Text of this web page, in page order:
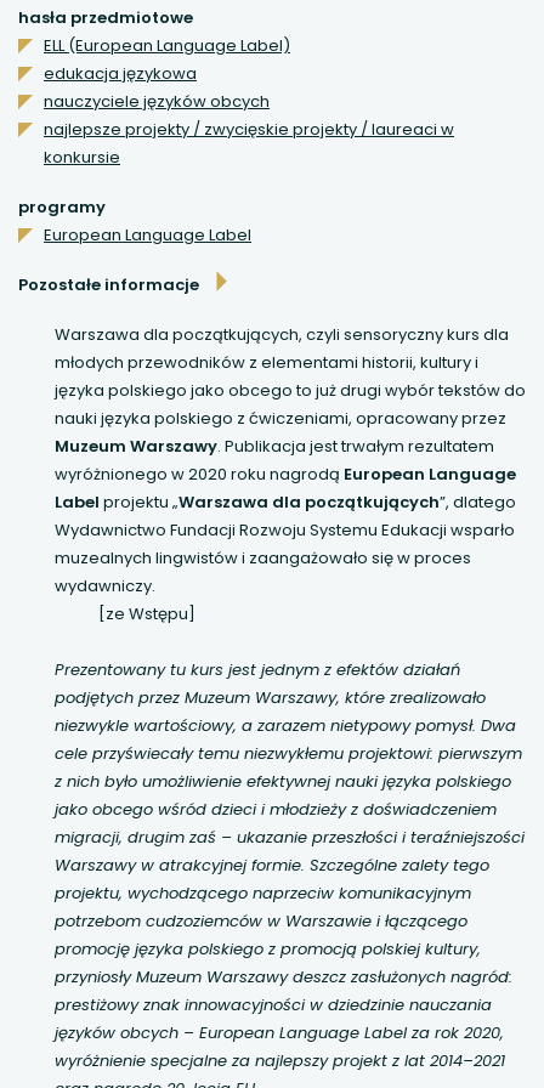
uwaga, link otwiera się w nowej karcie
uwaga, link otwiera się w nowej karcie
hasła przedmiotowe
ELL (European Language Label)
edukacja językowa
nauczyciele języków obcych
najlepsze projekty / zwycięskie projekty / laureaci w
konkursie
programy
European Language Label
Pozostałe informacje
Warszawa dla początkujących, czyli sensoryczny kurs dla
młodych przewodników z elementami historii, kultury i
języka polskiego jako obcego to już drugi wybór tekstów do
nauki języka polskiego z ćwiczeniami, opracowany przez
Muzeum Warszawy. Publikacja jest trwałym rezultatem
wyróżnionego w 2020 roku nagrodą European Language
Label projektu „Warszawa dla początkujących”, dlatego
Wydawnictwo Fundacji Rozwoju Systemu Edukacji wsparło
muzealnych lingwistów i zaangażowało się w proces
wydawniczy.
[ze Wstępu]
Prezentowany tu kurs jest jednym z efektów działań
podjętych przez Muzeum Warszawy, które zrealizowało
niezwykle wartościowy, a zarazem nietypowy pomysł. Dwa
cele przyświecały temu niezwykłemu projektowi: pierwszym
z nich było umożliwienie efektywnej nauki języka polskiego
jako obcego wśród dzieci i młodzieży z doświadczeniem
migracji, drugim zaś – ukazanie przeszłości i teraźniejszości
Warszawy w atrakcyjnej formie. Szczególne zalety tego
projektu, wychodzącego naprzeciw komunikacyjnym
potrzebom cudzoziemców w Warszawie i łączącego
promocję języka polskiego z promocją polskiej kultury,
przyniosły Muzeum Warszawy deszcz zasłużonych nagród:
prestiżowy znak innowacyjności w dziedzinie nauczania
języków obcych – European Language Label za rok 2020,
wyróżnienie specjalne za najlepszy projekt z lat 2014–2021